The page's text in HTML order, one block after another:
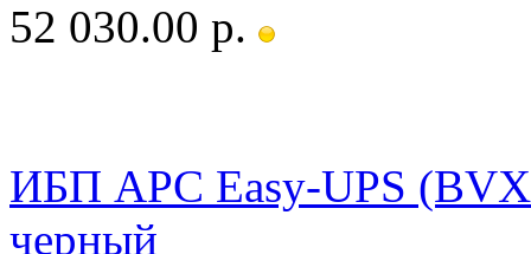
52 030.00 р.
ИБП APC Easy-UPS
черный